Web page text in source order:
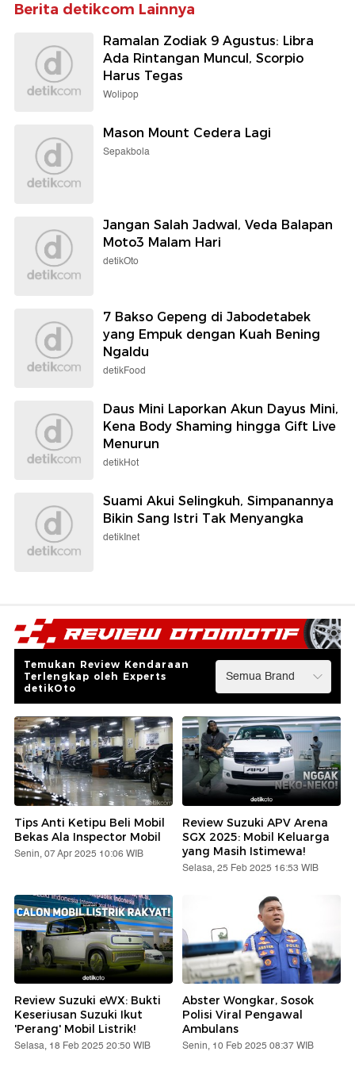
Berita detikcom Lainnya
Ramalan Zodiak 9 Agustus: Libra
Ada Rintangan Muncul, Scorpio
Harus Tegas
Wolipop
Mason Mount Cedera Lagi
Sepakbola
Jangan Salah Jadwal, Veda Balapan
Moto3 Malam Hari
detikOto
7 Bakso Gepeng di Jabodetabek
yang Empuk dengan Kuah Bening
Ngaldu
detikFood
Daus Mini Laporkan Akun Dayus Mini,
Kena Body Shaming hingga Gift Live
Menurun
detikHot
Suami Akui Selingkuh, Simpanannya
Bikin Sang Istri Tak Menyangka
detikInet
Temukan Review Kendaraan
Terlengkap oleh Experts
detikOto
Tips Anti Ketipu Beli Mobil
Bekas Ala Inspector Mobil
Senin, 07 Apr 2025 10:06 WIB
Review Suzuki APV Arena
SGX 2025: Mobil Keluarga
yang Masih Istimewa!
Selasa, 25 Feb 2025 16:53 WIB
Review Suzuki eWX: Bukti
Keseriusan Suzuki Ikut
'Perang' Mobil Listrik!
Selasa, 18 Feb 2025 20:50 WIB
Abster Wongkar, Sosok
Polisi Viral Pengawal
Ambulans
Senin, 10 Feb 2025 08:37 WIB